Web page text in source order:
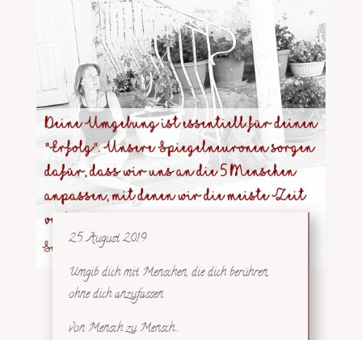
25. August 2019
Umgib dich mit Menschen, die dich berühren,
ohne dich anzufassen.
von Mensch zu Mensch…